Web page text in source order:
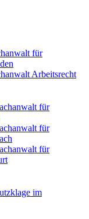
für
Arbeitsrecht
für
für
für
im